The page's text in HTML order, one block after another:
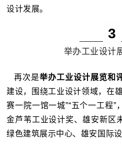
设计发展。
3
举办工业设计
再次是举办工业设计展览和
建设，围绕工业设计领域，在
赛一院一馆一城”“五个一工程”
金芦苇工业设计奖、雄安新区
绿色建筑展示中心、雄安国际设